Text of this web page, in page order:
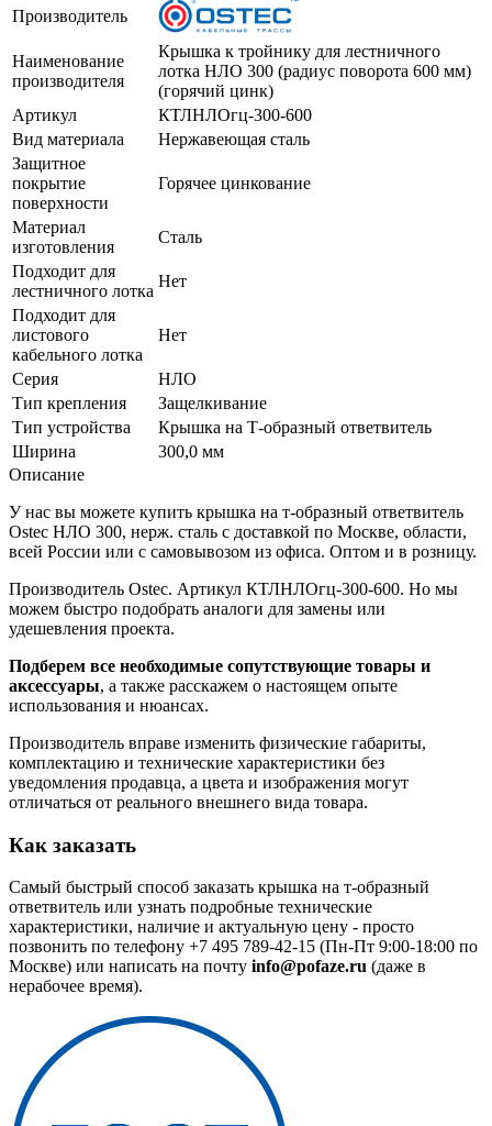
Производитель
Наименование
производителя
Крышка к тройнику для лестничного
лотка НЛО 300 (радиус поворота 600 мм)
(горячий цинк)
Артикул
КТЛНЛОгц-300-600
Вид материала
Нержавеющая сталь
Защитное
покрытие
поверхности
Горячее цинкование
Материал
изготовления
Сталь
Подходит для
лестничного лотка
Нет
Подходит для
листового
кабельного лотка
Нет
Серия
НЛО
Тип крепления
Защелкивание
Тип устройства
Крышка на Т-образный ответвитель
Ширина
300,0 мм
Описание
У нас вы можете купить крышка на т-образный ответвитель
Ostec НЛО 300, нерж. сталь с доставкой по Москве, области,
всей России или с самовывозом из офиса. Оптом и в розницу.
Производитель Ostec. Артикул КТЛНЛОгц-300-600. Но мы
можем быстро подобрать аналоги для замены или
удешевления проекта.
Подберем все необходимые сопутствующие товары и
аксессуары, а также расскажем о настоящем опыте
использования и нюансах.
Производитель вправе изменить физические габариты,
комплектацию и технические характеристики без
уведомления продавца, а цвета и изображения могут
отличаться от реального внешнего вида товара.
Как заказать
Самый быстрый способ заказать крышка на т-образный
ответвитель или узнать подробные технические
характеристики, наличие и актуальную цену - просто
позвонить по телефону +7 495 789-42-15 (Пн-Пт 9:00-18:00 по
Москве) или написать на почту info@pofaze.ru (даже в
нерабочее время).